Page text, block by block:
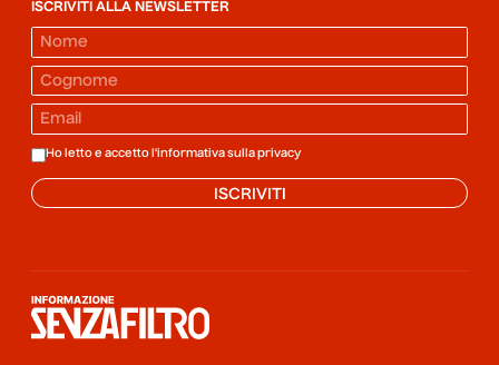
ISCRIVITI ALLA NEWSLETTER
Ho letto e accetto l'informativa sulla privacy
ISCRIVITI